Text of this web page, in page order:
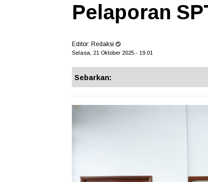
Pelaporan
Editor: Redaksi
Selasa, 21 Oktober 2025 - 19.01
Sebarkan: